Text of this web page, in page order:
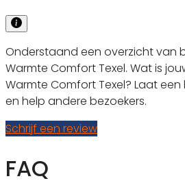
Onderstaand een overzicht van
Warmte Comfort Texel. Wat is
Warmte Comfort Texel? Laat
en help andere bezoekers.
Schrijf een review
FAQ